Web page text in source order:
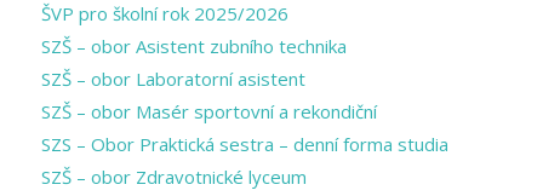
ŠVP pro školní rok 2025/2026
SZŠ – obor Asistent zubního technika
SZŠ – obor Laboratorní asistent
SZŠ – obor Masér sportovní a rekondiční
SZS – Obor Praktická sestra – denní forma studia
SZŠ – obor Zdravotnické lyceum